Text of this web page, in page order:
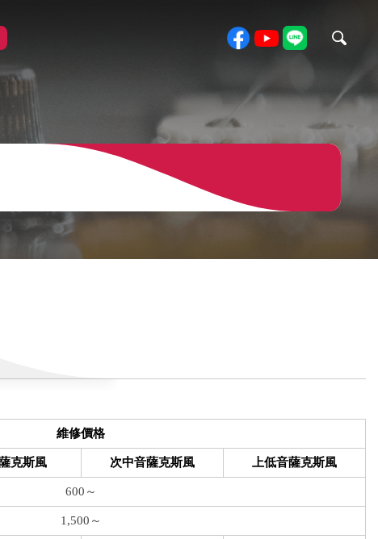
維修價格
克斯風 次中音薩克斯風 上低音薩克斯風
600～
1,500～